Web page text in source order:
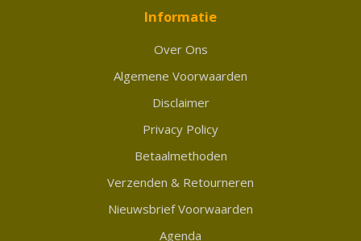
Informatie
Over Ons
Algemene Voorwaarden
Disclaimer
Privacy Policy
Betaalmethoden
Verzenden & Retourneren
Nieuwsbrief Voorwaarden
Agenda